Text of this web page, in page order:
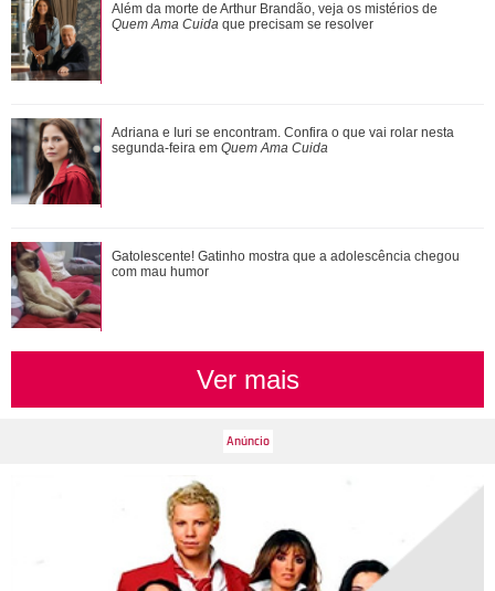
Jim Curtis, Brad Pitt, Justin Theroux... Relembre os amores
da vida de Jennifer Aniston
Além da morte de Arthur Brandão, veja os mistérios de
Quem Ama Cuida que precisam se resol...
Gatolescente! Gatinho mostra que a adolescência chegou
com mau humor
Além da morte de Arthur Brandão, veja os mistérios de
Quem Ama Cuida que precisam se resolver
Adriana e Iuri se encontram. Confira o que vai rolar nesta
segunda-feira em Quem Ama Cuida
Gatolescente! Gatinho mostra que a adolescência chegou
com mau humor
Ver mais